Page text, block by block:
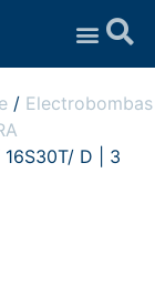
/ Electrobombas
D | 3